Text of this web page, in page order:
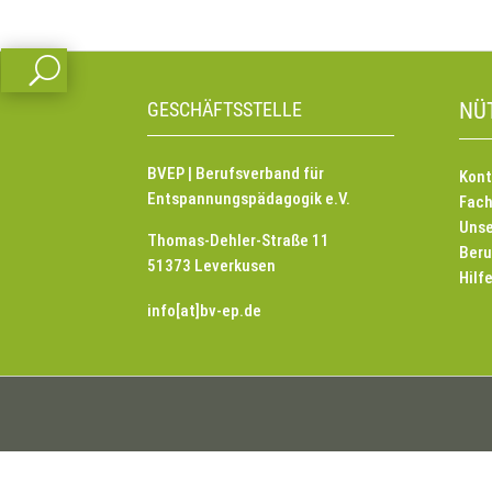
GESCHÄFTSSTELLE
BVEP | Berufsverband für
Entspannungspädagogik e.V.
Thomas-Dehler-Straße 11
51373 Leverkusen
info[at]bv-ep.de
U